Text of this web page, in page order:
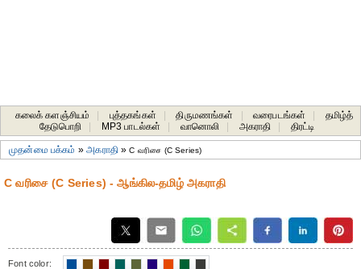
கலைக் களஞ்சியம் புத்தகங்கள் திருமணங்கள் வரைபடங்கள்
தமிழ்த்
தேடுபொறி
MP3 பாடல்கள் வானொலி அகராதி திரட்டி
முதன்மை பக்கம் »அகராதி»C வரிசை (C Series)
C வரிசை (C Series) - ஆங்கில-தமிழ் அகராதி
Font color: